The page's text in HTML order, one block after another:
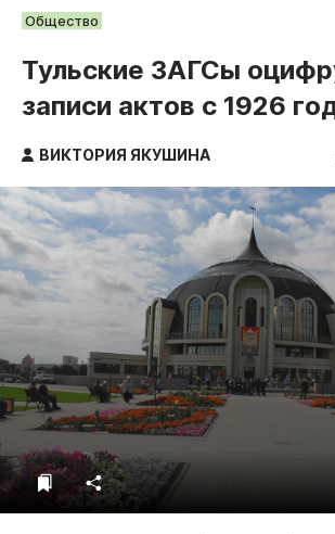
РУБРИКИ
Общество
Происшествия
Спорт
Тульский бренд
Тула предпринимательская
ДоброЦентр
Голодный шпион
Общество
Тульские ЗАГСы
записи актов с 1926
ВИКТОРИЯ ЯКУШИНА